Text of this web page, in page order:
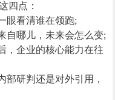
四点：
眼看清谁在领跑;
自哪儿，未来会怎么变;
，企业的核心能力在往
部研判还是对外引用，